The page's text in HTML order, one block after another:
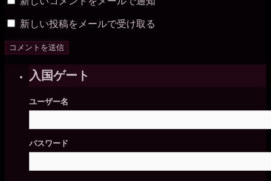
新しい投稿をメールで受け取る
入国ゲート
ユーザー名
パスワード